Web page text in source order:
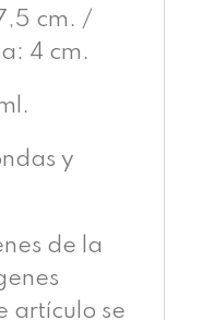
cm. /
4 cm.
y
de la
artículo se